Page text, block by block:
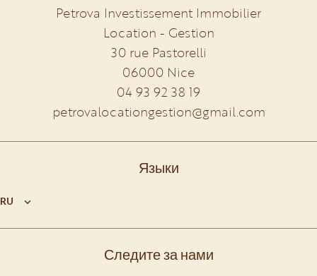
Petrova Investissement Immobilier
Location - Gestion
30 rue Pastorelli
06000 Nice
04 93 92 38 19
petrovalocationgestion@gmail.com
Языки
RU
Следите за нами